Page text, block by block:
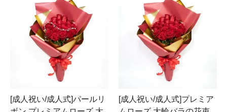
[成人祝い/成人式]パールリ
[成人祝い/成人式]プレミア